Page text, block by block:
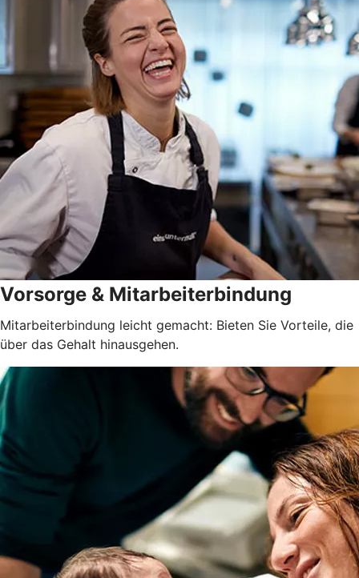
Vorsorge & Mitarbeiterbindung
Mitarbeiterbindung leicht gemacht: Bieten Sie Vorteile, die
über das Gehalt hinausgehen.